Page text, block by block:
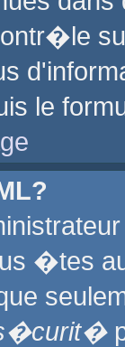
le
�tes